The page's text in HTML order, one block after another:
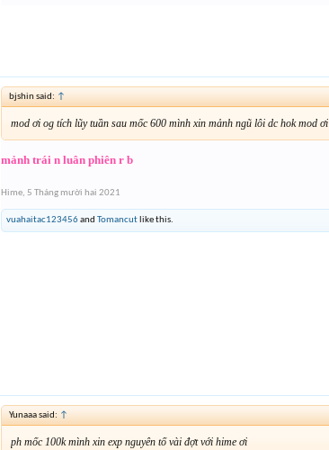
bjshin said: ↑
mod ơi og tích lũy tuần sau mốc 600 mình xin mảnh ngũ lôi dc hok mod ơi
mảnh trái n luân phiên r b
Hime, 5 Tháng mười hai 2021
vuahaitac123456and Tomancut like this.
Yunaaa said: ↑
ph mốc 100k mình xin exp nguyên tố vài đợt với hime ơi